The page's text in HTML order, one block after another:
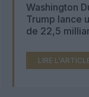
Washington
Trump lance
de 22,5
LIRE